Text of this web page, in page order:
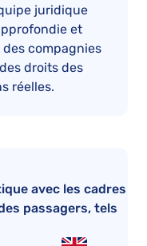
juridique
et
compagnies
droits des
réelles.
avec les cadres
passagers, tels